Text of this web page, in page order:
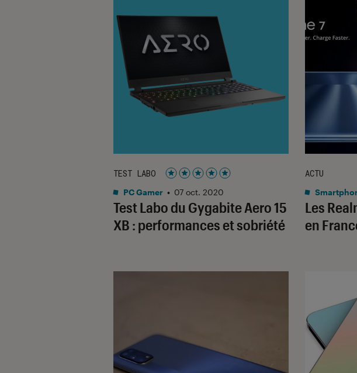
Test Labo du Gygabite Aero 15
XB : performances et sobriété
TEST LABO
Noté 5 étoiles sur 5
PC Gamer • 07 oct. 2020
Les
en
ACTU